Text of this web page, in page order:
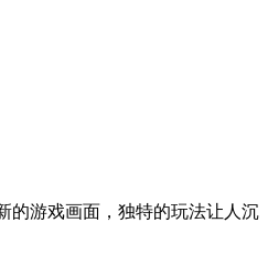
的游戏画面，独特的玩法让人沉